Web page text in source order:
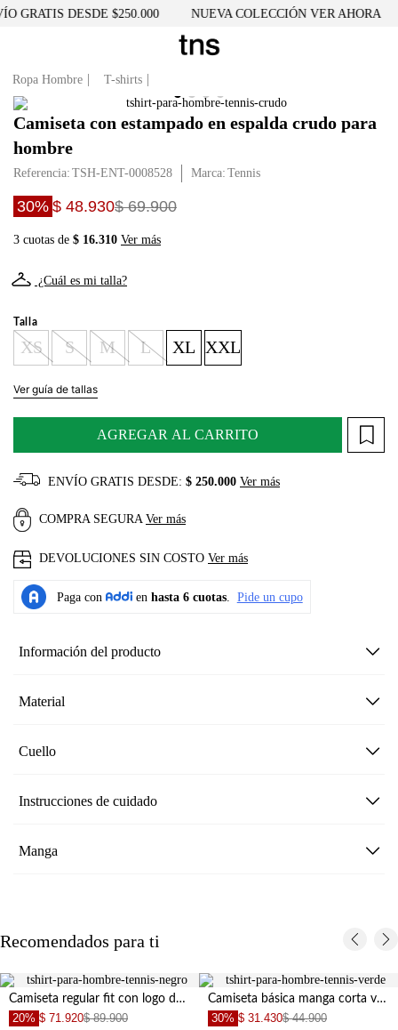
GRATIS DESDE $250.000 NUEVA COLECCIÓN VER AHORA
Ropa Hombre T-shirts
Camiseta con estampado en espalda crudo para
hombre
Referencia: TSH-ENT-0008528 Tennis
30% $ 48.930$ 69.900
3 cuotas de $ 16.310 Ver más
¿Cuál es mi talla?
Talla
XS S M L XL XXL
Ver guía de tallas
AGREGAR AL CARRITO
ENVÍO GRATIS DESDE: $ 250.000 Ver más
COMPRA SEGURA Ver más
DEVOLUCIONES SIN COSTO Ver más
Información del producto
Material
Cuello
Instrucciones de cuidado
Manga
Recomendados para ti
Camiseta regular fit con logo de raquetas en algodón negro para hombre
20% $ 71.920$ 89.900
Camiseta básica manga corta verde de ajuste cómodo para hombre
30% $ 31.430$ 44.900